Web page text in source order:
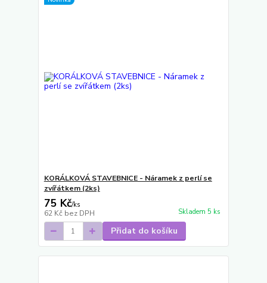
KORÁLKOVÁ STAVEBNICE - Náramek z perlí se
zvířátkem (2ks)
75 Kč/ks
62 Kč bez DPH Skladem 5 ks
Přidat do košíku